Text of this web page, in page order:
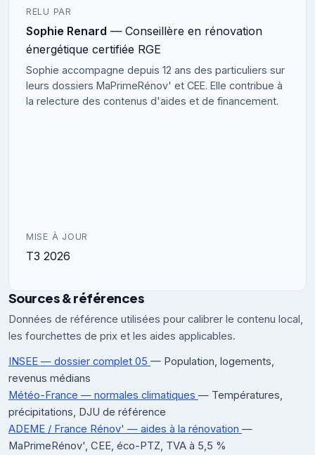
RELU PAR
Sophie Renard — Conseillère en rénovation
énergétique certifiée RGE
Sophie accompagne depuis 12 ans des particuliers sur
leurs dossiers MaPrimeRénov' et CEE. Elle contribue à
la relecture des contenus d'aides et de financement.
MISE À JOUR
T3 2026
Sources & références
Données de référence utilisées pour calibrer le contenu local,
les fourchettes de prix et les aides applicables.
INSEE — dossier complet 05 — Population, logements,
revenus médians
Météo-France — normales climatiques — Températures,
précipitations, DJU de référence
ADEME / France Rénov' — aides à la rénovation —
MaPrimeRénov', CEE, éco-PTZ, TVA à 5,5 %